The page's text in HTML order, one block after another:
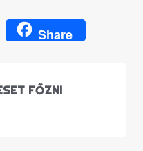
LinkedIn
Share
FŐZNI